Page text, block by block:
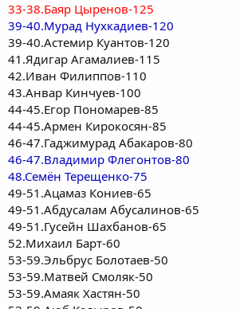
33-38.Баяр Цыренов-125
39-40.Мурад Нухкадиев-120
39-40.Астемир Куантов-120
41.Ядигар Агамалиев-115
42.Иван Филиппов-110
43.Анвар Кинчуев-100
44-45.Егор Пономарев-85
44-45.Армен Кирокосян-85
46-47.Гаджимурад Абакаров-80
46-47.Владимир Флегонтов-80
48.Семён Терещенко-75
49-51.Ацамаз Кониев-65
49-51.Абдусалам Абусалинов-65
49-51.Гусейн Шахбанов-65
52.Михаил Барт-60
53-59.Эльбрус Болотаев-50
53-59.Матвей Смоляк-50
53-59.Амаяк Хастян-50